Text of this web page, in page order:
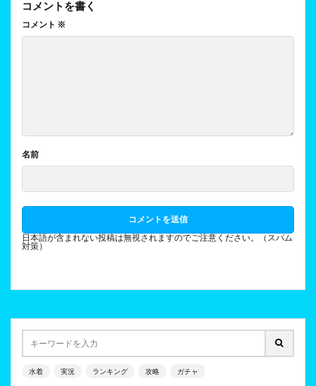
コメントを書く
コメント ※
名前
日本語が含まれない投稿は無視されますのでご注意ください。（スパム
対策）
水着 実況 ランキング 攻略 ガチャ